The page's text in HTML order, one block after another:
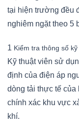
tại hiện trường đều
nghiêm ngặt theo 5
1 Kiểm tra thông số
Kỹ thuật viên sử
định của điện áp
dòng tải thực tế của
chính xác khu vực
khí.